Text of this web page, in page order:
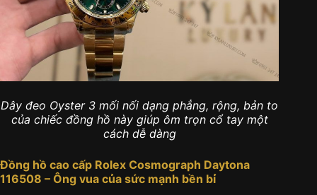
Dây đeo Oyster 3 mối nối dạng phẳng, rộng, bản to
của chiếc đồng hồ này giúp ôm trọn cổ tay một
cách dễ dàng
Đồng hồ cao cấp Rolex Cosmograph Daytona
116508 – Ông vua của sức mạnh bền bỉ